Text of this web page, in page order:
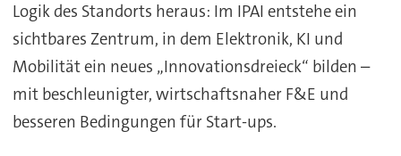
Logik des Standorts heraus: Im IPAI entstehe ein
sichtbares Zentrum, in dem Elektronik, KI und
Mobilität ein neues „Innovationsdreieck“ bilden –
mit beschleunigter, wirtschaftsnaher F&E und
besseren Bedingungen für Start-ups.